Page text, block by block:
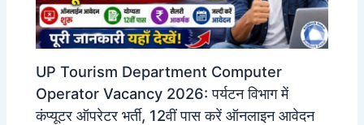
UP Tourism Department Computer
Operator Vacancy 2026: पर्यटन विभाग में
कंप्यूटर ऑपरेटर भर्ती, 12वीं पास करें ऑनलाइन आवेदन